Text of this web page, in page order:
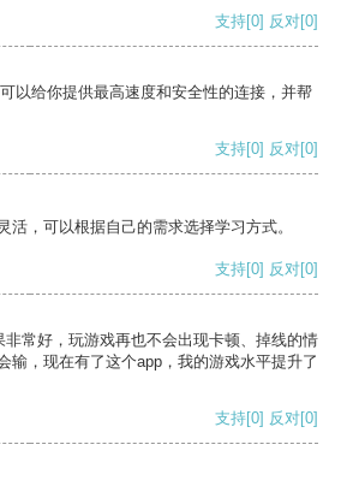
支持[0] 反对[0]
以给你提供最高速度和安全性的连接，并帮
支持[0] 反对[0]
活，可以根据自己的需求选择学习方式。
支持[0] 反对[0]
常好，玩游戏再也不会出现卡顿、掉线的情
输，现在有了这个app，我的游戏水平提升了
支持[0] 反对[0]